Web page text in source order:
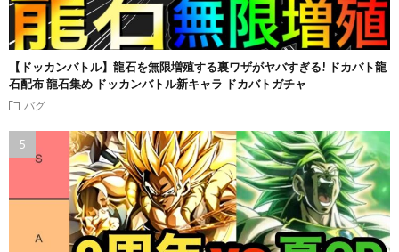
【ドッカンバトル】龍石を無限増殖する裏ワザがヤバすぎる! ドカバト龍
石配布 龍石集め ドッカンバトル新キャラ ドカバトガチャ
バグ